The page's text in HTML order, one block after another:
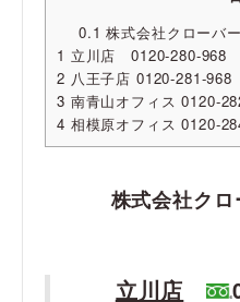
0.1 株式会社クローバ
1 立川店 0120-280-968
2 八王子店 0120-281-968
3 南青山オフィス 0120-
4 相模原オフィス 0120-
株式会社ク
立川店